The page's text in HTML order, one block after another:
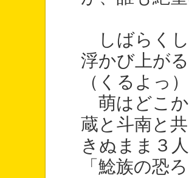
しばらくし
浮かび上が
（くるよっ）
萌はどこか
蔵と斗南と
きぬまま３
「鯰族の恐